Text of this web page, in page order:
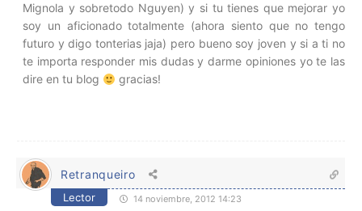
Mignola y sobretodo Nguyen) y si tu tienes que mejorar yo
soy un aficionado totalmente (ahora siento que no tengo
futuro y digo tonterias jaja) pero bueno soy joven y si a ti no
te importa responder mis dudas y darme opiniones yo te las
dire en tu blog
gracias!
Retranqueiro
Lector 14 noviembre, 2012 14:23